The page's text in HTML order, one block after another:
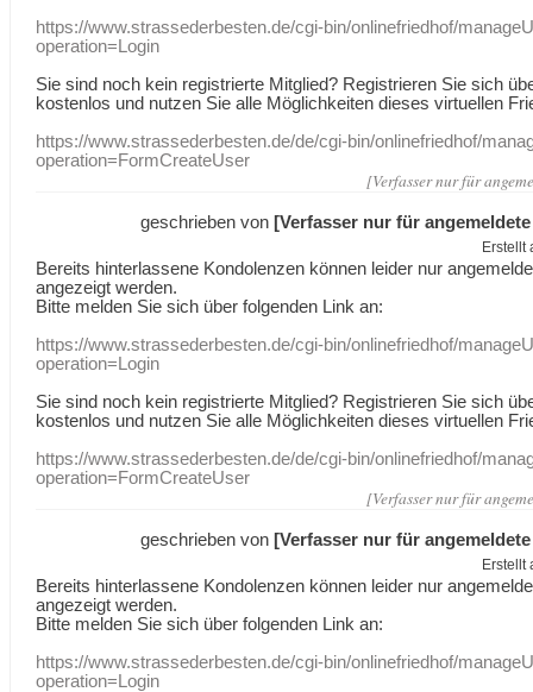
https://www.strassederbesten.de/cgi-bin/onlinefriedhof/
operation=Login
Sie sind noch kein registrierte Mitglied? Registrieren Sie sich
kostenlos und nutzen Sie alle Möglichkeiten dieses virtuellen
https://www.strassederbesten.de/de/cgi-bin/onlinefriedhof/
operation=FormCreateUser
[Verfasser nur für
geschrieben von [Verfasser nur für
Erstellt
Bereits hinterlassene Kondolenzen können leider nur
angezeigt werden.
Bitte melden Sie sich über folgenden Link an:
https://www.strassederbesten.de/cgi-bin/onlinefriedhof/
operation=Login
Sie sind noch kein registrierte Mitglied? Registrieren Sie sich
kostenlos und nutzen Sie alle Möglichkeiten dieses virtuellen
https://www.strassederbesten.de/de/cgi-bin/onlinefriedhof/
operation=FormCreateUser
[Verfasser nur für
geschrieben von [Verfasser nur für
Erstellt
Bereits hinterlassene Kondolenzen können leider nur
angezeigt werden.
Bitte melden Sie sich über folgenden Link an:
https://www.strassederbesten.de/cgi-bin/onlinefriedhof/
operation=Login